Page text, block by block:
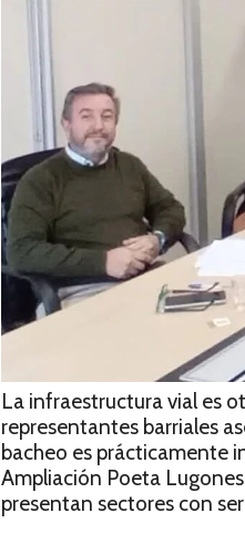
La infraestructura vial es
representantes barriales
bacheo es prácticamente
Ampliación Poeta
presentan sectores con